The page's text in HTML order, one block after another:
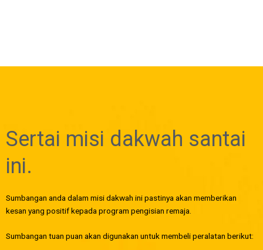
Sertai misi dakwah santai
ini.
Sumbangan anda dalam misi dakwah ini pastinya akan memberikan
kesan yang positif kepada program pengisian remaja.
Sumbangan tuan puan akan digunakan untuk membeli peralatan berikut: